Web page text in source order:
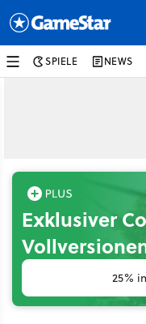
SPIELE NEWS
Exklusiver
25%